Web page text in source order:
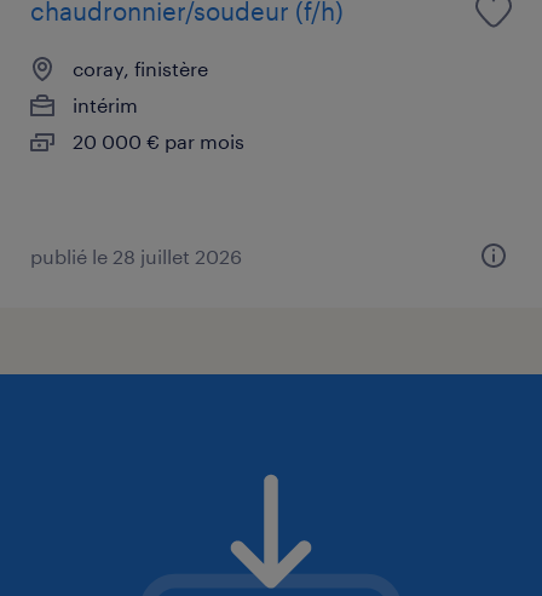
chaudronnier/soudeur (f/h)
coray, finistère
intérim
20 000 € par mois
publié le 28 juillet 2026